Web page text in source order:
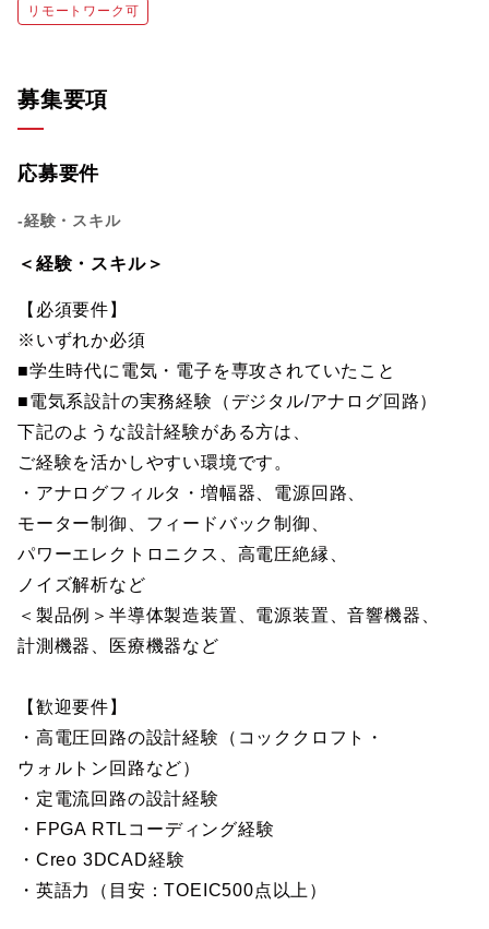
リモートワーク可
募集要項
応募要件
-経験・スキル
＜経験・スキル＞
【必須要件】
※いずれか必須
■学生時代に電気・電子を専攻されていたこと
■電気系設計の実務経験（デジタル/アナログ回路）
下記のような設計経験がある方は、
ご経験を活かしやすい環境です。
・アナログフィルタ・増幅器、電源回路、
モーター制御、フィードバック制御、
パワーエレクトロニクス、高電圧絶縁、
ノイズ解析など
＜製品例＞半導体製造装置、電源装置、音響機器、
計測機器、医療機器など
【歓迎要件】
・高電圧回路の設計経験（コッククロフト・
ウォルトン回路など）
・定電流回路の設計経験
・FPGA RTLコーディング経験
・Creo 3DCAD経験
・英語力（目安：TOEIC500点以上）